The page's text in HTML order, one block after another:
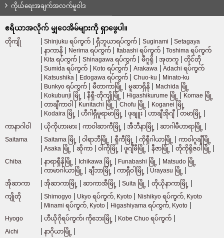
Seibu Toshima လိုင်း
Seibu Kokubunji လိုင်း (4)
Seibu Tamako လိုင်း (5)
Keio လျှပ်စစ်မီးရထား
Keio လိုင်း (110)
Keio လိုင်းအသစ် (20)
Keio Inokashira လိုင်း (46)
Keio Sagamihara လိုင်း (3)
ကီအို တာကာအို လိုင်း (1)
ကိုယ်ရေးအချက်အလက်မူဝါဒ
ဧရိယာအလိုက် မျှဝေအိမ်များကို ရှာဖွေပါ။
တိုကျို Shinjuku ရပ်ကွက် ရှီဘူယာရပ်ကွက် Suginami
Setagaya
နာကာနို
Nerima ရပ်ကွက် Itabashi ရပ်ကွက်
Toshima ရပ်ကွက်
Kita ရပ်ကွက်
Shinagawa ရပ်ကွက် မီဂူရို အုတကူ
တိုင်တို
Sumida ရပ်ကွက်
Koto ရပ်ကွက် Arakawa
Adachi ရပ်ကွက်
Katsushika
Edogawa ရပ်ကွက် Chuo-ku
Minato-ku
Bunkyo ရပ်ကွက်
မီတာကာမြို့ မူဆာရှိနို
Machida မြို့
Kokubunji မြို့
နီရှီ-တိုကျိုမြို့ Higashikurume မြို့
Komae မြို့
တာချီကာဝါ
Kunitachi မြို့ Chofu မြို့
Koganei မြို့
Kodaira မြို့
ဟီဂါရှီမူရာမာမြို့ ဖုချူး ဟာချီအိုဂျီ
တမာမြို့
ကာနာဂါဝါ
ယိုကိုဟားမား ကာဝါဆာကီမြို့ အီဘီနာမြို့
ဆာဂါမီဟာရာမြို့
Saitama
Saitama မြို့ ဝါရာဘီမြို့ ရှီကီမြို့ ကိုရှီဂါယာမြို့
ကာဝါဂူချီမြို့
Asaka မြို့
ဆိုကာ ဝါကိုမြို့ ဖူဂျီမီမြို့ နီဇာမြို့
တိုကိုရိုဇဝါမြို့
Chiba
နာရာရှီနိုမြို့ Ichikawa မြို့ Funabashi မြို့
Matsudo မြို့
ကာမာဂါယာမြို့
ချီဘာမြို့ ကာရှီဝါမြို့
Urayasu မြို့
အိုဆာကာ
အိုဆာကာမြို့ ဆာကာအီမြို့ Suita မြို့
တိုယိုနာကာမြို့
ကျိုတို
Shimogyo Ukyo ရပ်ကွက်, Kyoto
Nishikyo ရပ်ကွက်, Kyoto
Minami ရပ်ကွက်, Kyoto
Higashiyama ရပ်ကွက်, Kyoto
Hyogo
ဟီယိုဂိုရပ်ကွက်၊ ကိုဘေးမြို့
Kobe Chuo ရပ်ကွက်
Aichi
နာဂိုယာမြို့